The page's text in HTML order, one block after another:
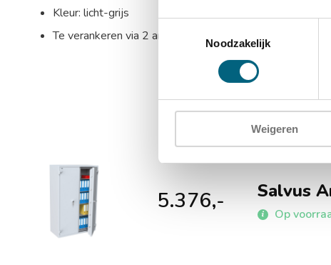
Noodzakelijk
Weigeren
Kleur: licht-grijs
Te verankeren via 2 ankergaten in de bodem
5.376,- Salvus
Op